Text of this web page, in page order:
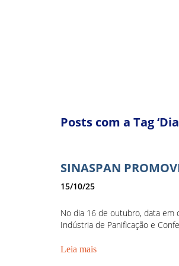
Posts com a Tag
SINASPAN
15/10/25
No dia 16 de outubro, data em
Indústria de Panificação e
Leia mais